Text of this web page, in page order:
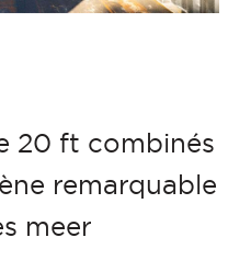
20 ft combinés
remarquable
meer